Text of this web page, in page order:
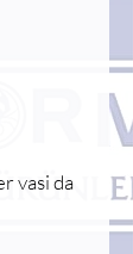
vasi da